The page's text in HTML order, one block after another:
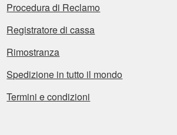
Procedura di Reclamo
Registratore di cassa
Rimostranza
Spedizione in tutto il mondo
Termini e condizioni